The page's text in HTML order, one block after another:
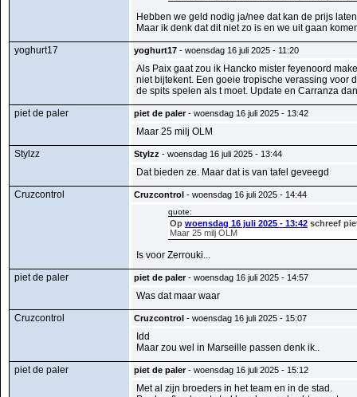
Hebben we geld nodig ja/nee dat kan de prijs
Maar ik denk dat dit niet zo is en we uit gaan
yoghurt17
yoghurt17 - woensdag 16 juli 2025 - 11:20
Als Paix gaat zou ik Hancko mister feyenoord
niet bijtekent. Een goeie tropische verassing voor
de spits spelen als t moet. Update en Carranza
piet de paler
piet de paler- woensdag 16 juli 2025 - 13:42
Maar 25 milj OLM
Stylzz
Stylzz - woensdag 16 juli 2025 - 13:44
Dat bieden ze. Maar dat is van tafel geveegd
Cruzcontrol
Cruzcontrol - woensdag 16 juli 2025 - 14:44
quote:
Op woensdag 16 juli 2025 - 13:42 schreef
Maar 25 milj OLM
Is voor Zerrouki...
piet de paler
piet de paler- woensdag 16 juli 2025 - 14:57
Was dat maar waar
Cruzcontrol
Cruzcontrol - woensdag 16 juli 2025 - 15:07
Idd
Maar zou wel in Marseille passen denk ik..
piet de paler
piet de paler- woensdag 16 juli 2025 - 15:12
Met al zijn broeders in het team en in de stad.